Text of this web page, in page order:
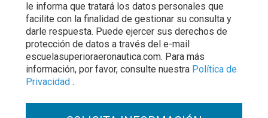
le informa que tratará los datos personales que
facilite con la finalidad de gestionar su consulta y
darle respuesta. Puede ejercer sus derechos de
protección de datos a través del e-mail
escuelasuperioraeronautica.com. Para más
información, por favor, consulte nuestra Política de
Privacidad .